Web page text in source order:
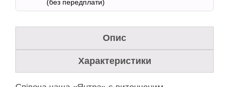
(без передплати)
Опис
Характеристики